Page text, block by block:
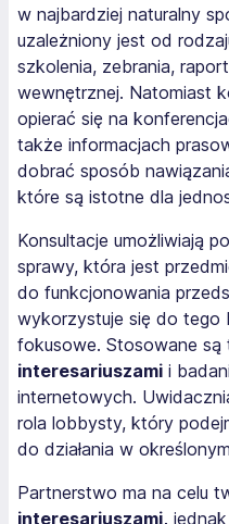
w najbardziej naturalny
uzależniony jest od
szkolenia, zebrania,
wewnętrznej. Natomiast
opierać się na
także informacjach
dobrać sposób
które są istotne dla
Konsultacje umożliwiają
sprawy, która jest
do funkcjonowania
wykorzystuje się do tego
fokusowe. Stosowane są
interesariuszami i
internetowych.
rola lobbysty, który
do działania w
Partnerstwo ma na celu
interesariuszami,